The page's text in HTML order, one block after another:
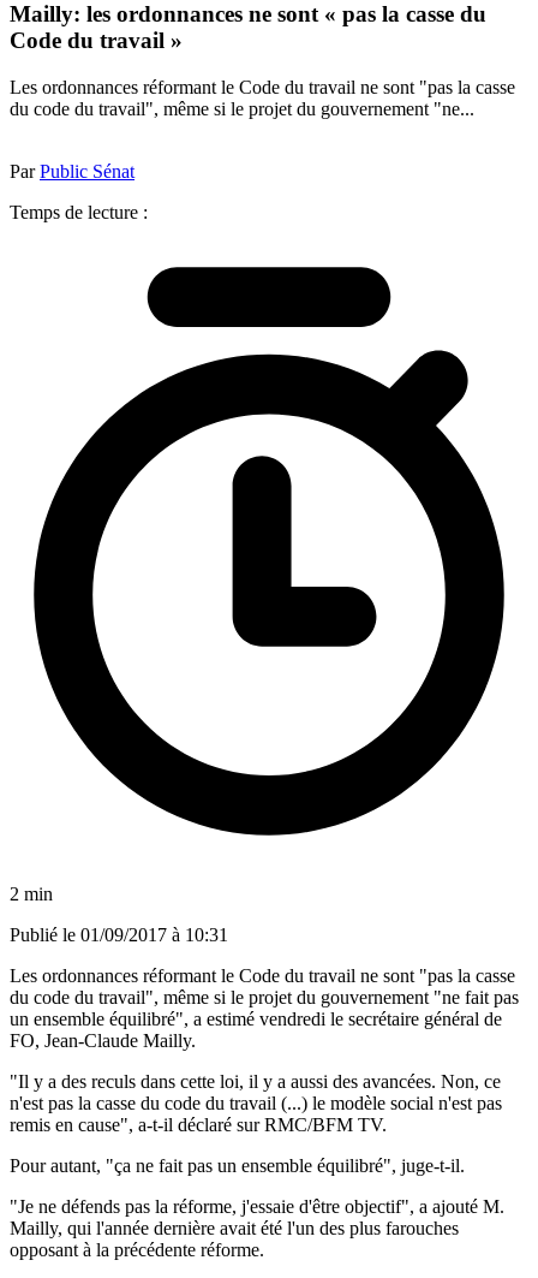
Mailly: les ordonnances ne sont « pas la casse du
Code du travail »
Les ordonnances réformant le Code du travail ne sont "pas la casse
du code du travail", même si le projet du gouvernement "ne...
ParPublic Sénat
Temps de lecture :
2 min
Publié le 01/09/2017 à 10:31
Les ordonnances réformant le Code du travail ne sont "pas la casse
du code du travail", même si le projet du gouvernement "ne fait pas
un ensemble équilibré", a estimé vendredi le secrétaire général de
FO, Jean-Claude Mailly.
"Il y a des reculs dans cette loi, il y a aussi des avancées. Non, ce
n'est pas la casse du code du travail (...) le modèle social n'est pas
remis en cause", a-t-il déclaré sur RMC/BFM TV.
Pour autant, "ça ne fait pas un ensemble équilibré", juge-t-il.
"Je ne défends pas la réforme, j'essaie d'être objectif", a ajouté M.
Mailly, qui l'année dernière avait été l'un des plus farouches
opposant à la précédente réforme.